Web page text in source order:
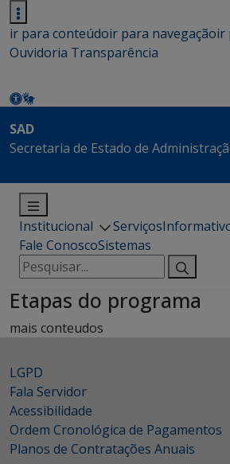
ir para conteúdoir para navegaçãoir
Ouvidoria Transparência
SAD
Secretaria de Estado de
Institucional Serviços
Fale ConoscoSistemas
Pesquisar
por:
Etapas do programa
mais conteudos
LGPD
Fala Servidor
Acessibilidade
Ordem Cronológica de Pagamentos
Planos de Contratações Anuais